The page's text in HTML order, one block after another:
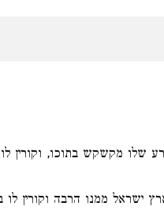
שלו מקשקש בתוכו, וקורין
ישראל ממנו הרבה וקורין לו